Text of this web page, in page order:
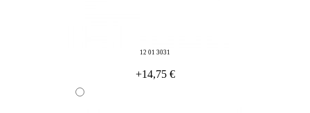
12 01 3031
+14,75 €